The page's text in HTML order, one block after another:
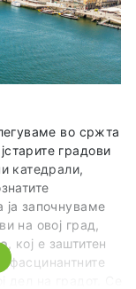
во сржта
градови
катедрали,
ја започнуваме
на овој град,
, кој е заштитен